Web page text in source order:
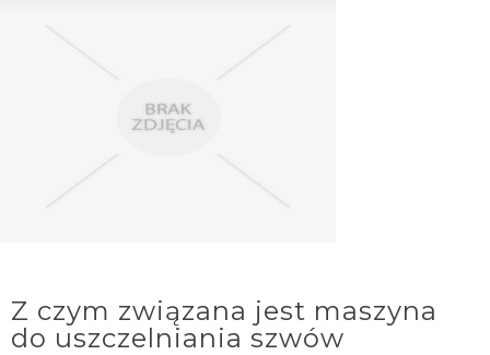
Z czym związana jest maszyna
do uszczelniania szwów